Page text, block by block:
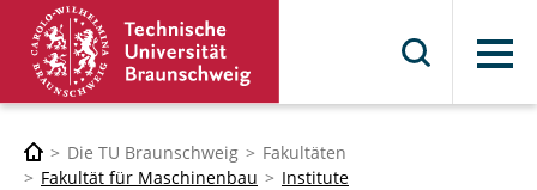
Menü
Die TU Braunschweig
Fakultäten
Fakultät für Maschinenbau
Institute